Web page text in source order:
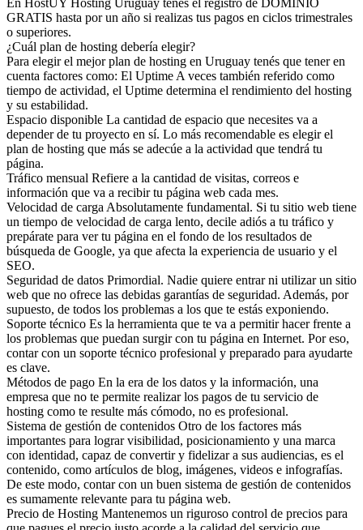
En HostUY Hosting Uruguay tenés el registro de DOMINIO
GRATIS hasta por un año si realizas tus pagos en ciclos trimestrales
o superiores.
¿Cuál plan de hosting debería elegir?
Para elegir el mejor plan de hosting en Uruguay tenés que tener en
cuenta factores como: El Uptime A veces también referido como
tiempo de actividad, el Uptime determina el rendimiento del hosting
y su estabilidad.
Espacio disponible La cantidad de espacio que necesites va a
depender de tu proyecto en sí. Lo más recomendable es elegir el
plan de hosting que más se adecúe a la actividad que tendrá tu
página.
Tráfico mensual Refiere a la cantidad de visitas, correos e
información que va a recibir tu página web cada mes.
Velocidad de carga Absolutamente fundamental. Si tu sitio web tiene
un tiempo de velocidad de carga lento, decile adiós a tu tráfico y
prepárate para ver tu página en el fondo de los resultados de
búsqueda de Google, ya que afecta la experiencia de usuario y el
SEO.
Seguridad de datos Primordial. Nadie quiere entrar ni utilizar un sitio
web que no ofrece las debidas garantías de seguridad. Además, por
supuesto, de todos los problemas a los que te estás exponiendo.
Soporte técnico Es la herramienta que te va a permitir hacer frente a
los problemas que puedan surgir con tu página en Internet. Por eso,
contar con un soporte técnico profesional y preparado para ayudarte
es clave.
Métodos de pago En la era de los datos y la información, una
empresa que no te permite realizar los pagos de tu servicio de
hosting como te resulte más cómodo, no es profesional.
Sistema de gestión de contenidos Otro de los factores más
importantes para lograr visibilidad, posicionamiento y una marca
con identidad, capaz de convertir y fidelizar a sus audiencias, es el
contenido, como artículos de blog, imágenes, videos e infografías.
De este modo, contar con un buen sistema de gestión de contenidos
es sumamente relevante para tu página web.
Precio de Hosting Mantenemos un riguroso control de precios para